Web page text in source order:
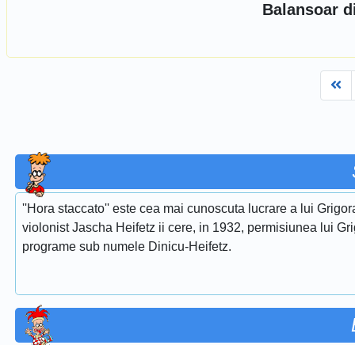
Balansoar
''Hora staccato'' este cea mai cunoscuta lucrare a lui
violonist Jascha Heifetz ii cere, in 1932, permisiunea lui
programe sub numele Dinicu-Heifetz.